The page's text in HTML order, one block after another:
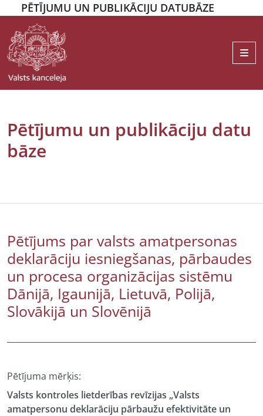
PĒTĪJUMU UN PUBLIKĀCIJU DATUBĀZE
Pētījumu un publikāciju datu
bāze
Pētījums par valsts amatpersonas
deklarāciju iesniegšanas, pārbaudes
un procesa organizācijas sistēmu
Dānijā, Igaunijā, Lietuvā, Polijā,
Slovākijā un Slovēnijā
Pētījuma mērķis:
Valsts kontroles lietderības revīzijas „Valsts
amatpersonu deklarāciju pārbaužu efektivitāte un